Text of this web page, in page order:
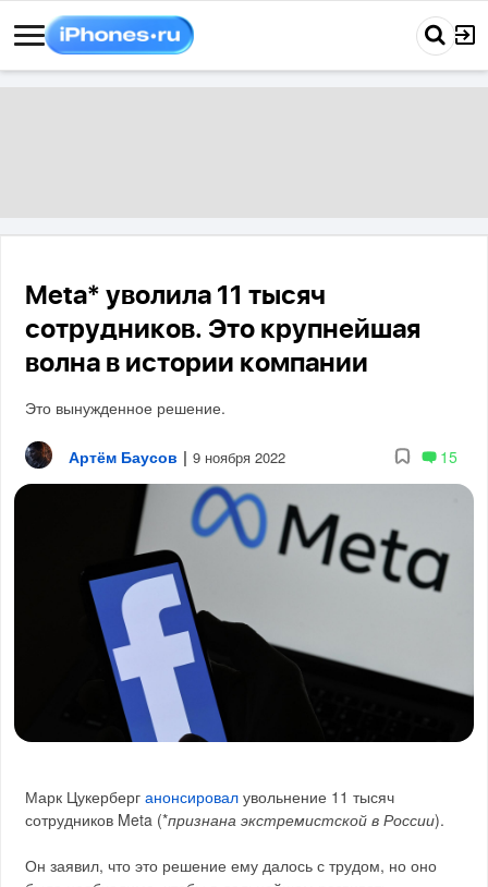
Meta* уволила 11 тысяч
сотрудников. Это крупнейшая
волна в истории компании
Это вынужденное решение.
Артём Баусов | 9 ноября 2022 15
Марк Цукерберганонсировал увольнение 11 тысяч
сотрудников Meta (*признана экстремистской в России).
Он заявил, что это решение ему далось с трудом, но оно